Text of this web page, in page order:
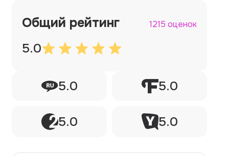
Общий рейтинг 1215 оценок
5.0
5.0 5.0
5.0 5.0